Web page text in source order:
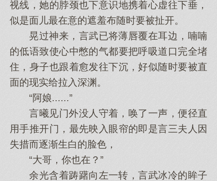
视线，她的脖颈也下意识地携着心虚往下垂，
似是面儿最在意的遮羞布随时要被扯开。
晃过神来，言武已将薄唇覆在耳边，喃喃
的低语致使心中憋的气都要把呼吸道口完全堵
住，身子也跟着愈发往下沉，好似随时要被直
面的现实给拉入深渊。
“阿娘......”
言曦见门外没人守着，唤了一声，便径直
用手推开门，最先映入眼帘的即是言三夫人因
失措而逐渐生白的脸色，
“大哥，你也在？”
余光含着踌躇向左一转，言武冰冷的眸子